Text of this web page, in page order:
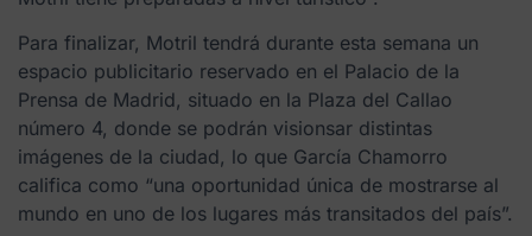
Para finalizar, Motril tendrá durante esta semana un
espacio publicitario reservado en el Palacio de la
Prensa de Madrid, situado en la Plaza del Callao
número 4, donde se podrán visionsar distintas
imágenes de la ciudad, lo que García Chamorro
califica como “una oportunidad única de mostrarse al
mundo en uno de los lugares más transitados del país”.